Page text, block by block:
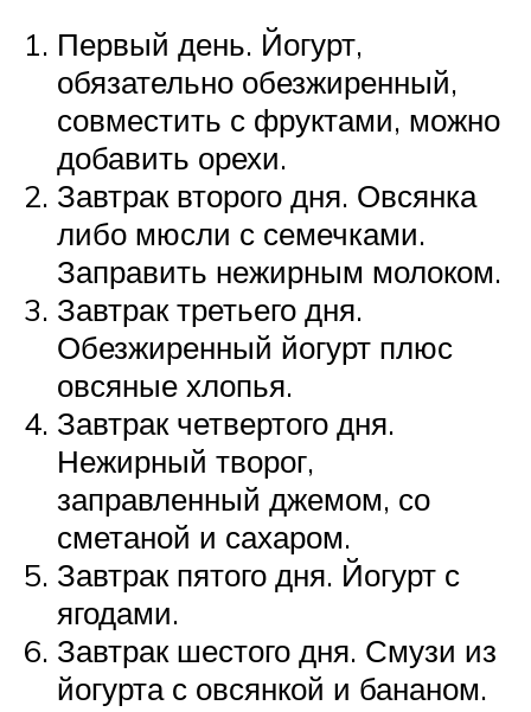
Первый день. Йогурт,
обязательно обезжиренный,
совместить с фруктами, можно
добавить орехи.
Завтрак второго дня. Овсянка
либо мюсли с семечками.
Заправить нежирным молоком.
Завтрак третьего дня.
Обезжиренный йогурт плюс
овсяные хлопья.
Завтрак четвертого дня.
Нежирный творог,
заправленный джемом, со
сметаной и сахаром.
Завтрак пятого дня. Йогурт с
ягодами.
Завтрак шестого дня. Смузи из
йогурта с овсянкой и бананом.